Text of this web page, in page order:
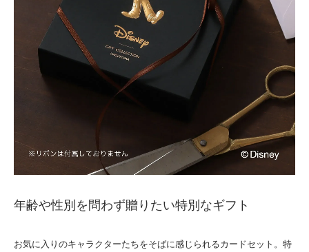
年齢や性別を問わず贈りたい特別なギフト
お気に入りのキャラクターたちをそばに感じられるカードセット。特